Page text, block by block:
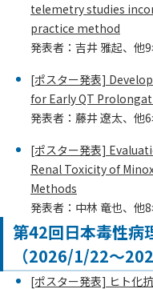
telemetry studies
practice method
発表者：吉井 雅起、他
[ポスター発表]
for Early QT
発表者：藤井 遼太、他
[ポスター発表]
Renal Toxicity of
Methods
発表者：中林 竜也、他
第42回日本毒性病
（2026/1/22～
[ポスター発表] ヒト化